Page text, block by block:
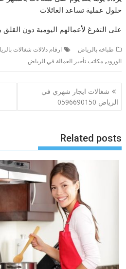
حلول عملية تساعد العائلات
على التفرغ لأعمالهم اليومية دون القلق
طباخه بالرياض ارقام دلالات شغالات
الورود,مكاتب تأجير العمالة في الرياض
تصفّح
المقالات
شغالات ايجار شهري في
الرياض 0596690150
Related posts